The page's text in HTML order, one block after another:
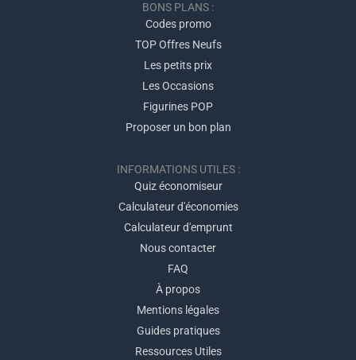
BONS PLANS :
Codes promo
TOP Offres Neufs
Les petits prix
Les Occasions
Figurines POP
Proposer un bon plan
INFORMATIONS UTILES :
Quiz économiseur
Calculateur d'économies
Calculateur d'emprunt
Nous contacter
FAQ
À propos
Mentions légales
Guides pratiques
Ressources Utiles